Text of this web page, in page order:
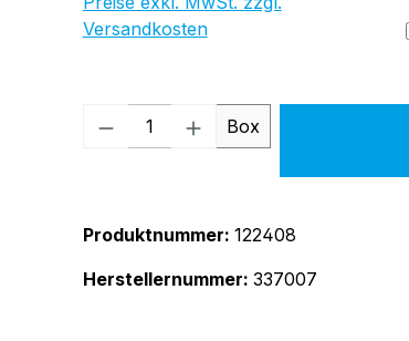
Versandkosten
Produkt Anzahl: Gib
Box
Produktnummer: 122408
Herstellernummer: 337007